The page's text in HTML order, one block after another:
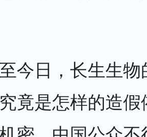
日，长生生物
竟是怎样的造假